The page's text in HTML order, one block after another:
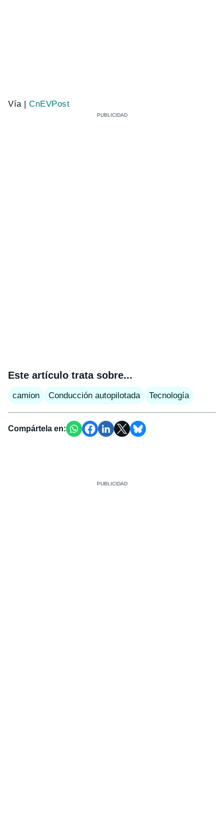
Vía |CnEVPost
Este artículo trata sobre...
camion Conducción autopilotada Tecnología
Compártela en: